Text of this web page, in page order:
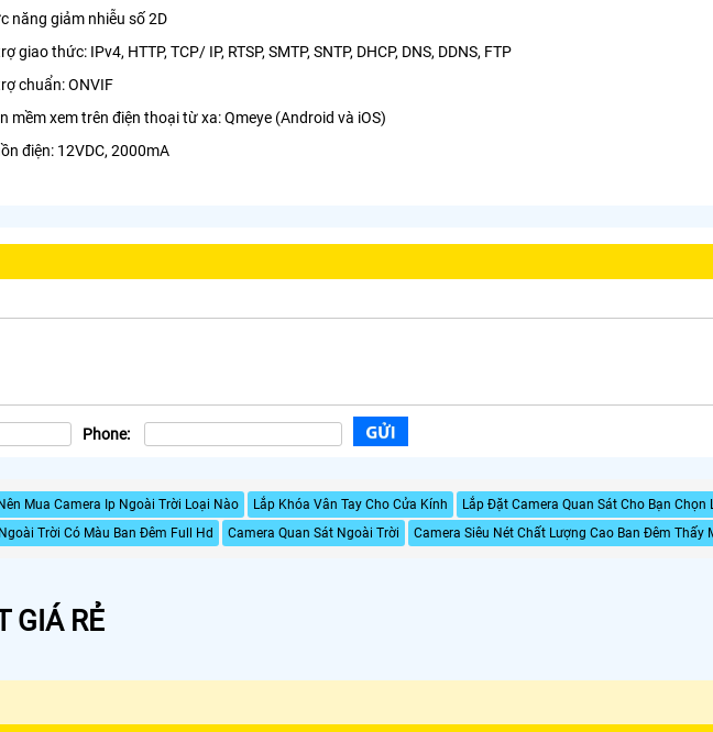
năng giảm nhiễu số 2D
giao thức: IPv4, HTTP, TCP/ IP, RTSP, SMTP, SNTP, DHCP, DNS, DDNS, FTP
chuẩn: ONVIF
mềm xem trên điện thoại từ xa: Qmeye (Android và iOS)
điện: 12VDC, 2000mA
Phone:
Nên Mua Camera Ip Ngoài Trời Loại Nào Lắp Khóa Vân Tay Cho Cửa Kính Lắp Đặt Camera Quan Sát Cho Bạn Chọn
Trời Có Màu Ban Đêm Full Hd Camera Quan Sát Ngoài Trời Camera Siêu Nét Chất Lượng Cao Ban Đêm Thấy
GIÁ RẺ